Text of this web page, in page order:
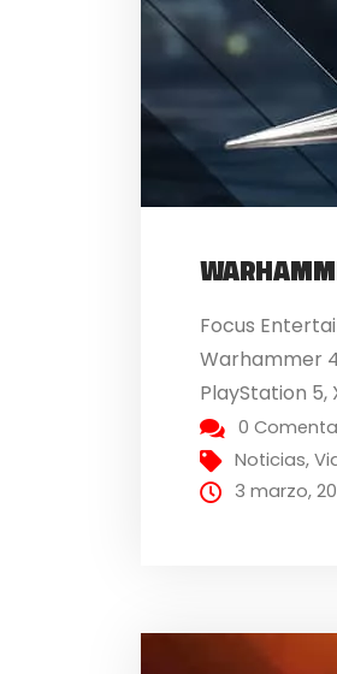
Focus
Warhammer
PlayStation 5,
0
Noticias,
3 marzo,